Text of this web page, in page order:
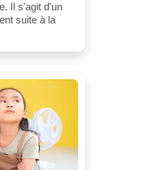
Il s'agit d'un
suite à la